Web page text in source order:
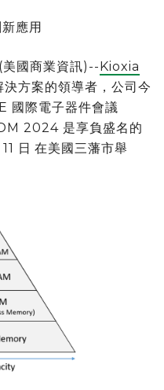
應用
國商業資訊)--Kioxia
決方案的領導者，公司今
國際電子器件會議
2024 是享負盛名的
日 在美國三藩市舉